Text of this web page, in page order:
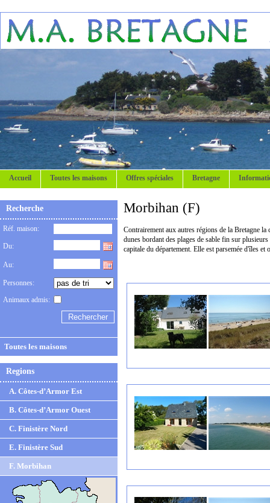
Accueil Toutes les maisons Offres spéciales Bretagne
Recherche
Réf. maison:
Du:
Au:
Personnes:
Animaux admis:
Toutes les maisons
Regions
A. Côtes-d’Armor Est
B. Côtes-d’Armor Ouest
C. Finistère Nord
E. Finistère Sud
F. Morbihan
Morbihan (F)
Contrairement aux autres régions de la Bretagne
dunes bordant des plages de sable fin sur
capitale du département. Elle est parsemée d'îles